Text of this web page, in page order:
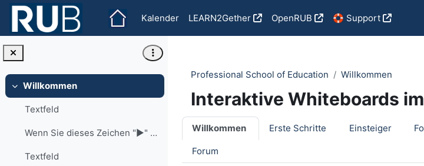
Zum Hauptinhalt
Kalender
LEARN2Gether OpenRUB 🛟 Support
Einklappen
Willkommen
Textfeld
Wenn Sie dieses Zeichen "►" sehen, dann verstecken...
Textfeld
Professional School of Education Willkommen
Interaktive Whiteboards
Abschnittsübersicht
Willkommen Erste Schritte Einsteiger
Forum